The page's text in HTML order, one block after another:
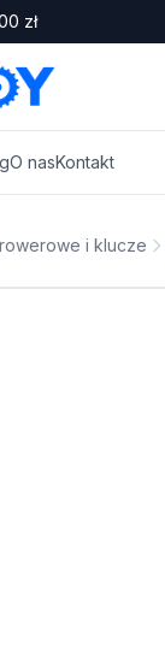
zł
O nasKontakt
i klucze